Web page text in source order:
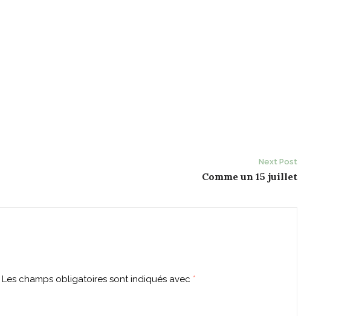
Next Post
Comme un 15 juillet
Les champs obligatoires sont indiqués avec *